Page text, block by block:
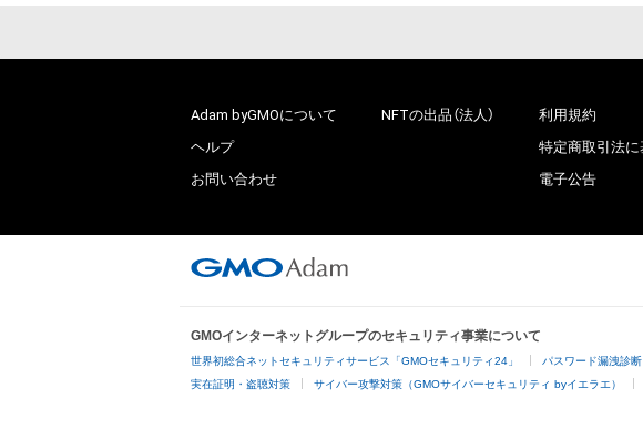
Adam byGMOについて
ヘルプ
お問い合わせ
NFTの出品（法人）
利用規約
特定商取引法
電子公告
GMOインターネットグループのセキュリティ事業について
世界初総合ネットセキュリティサービス「GMOセキュリティ24」 パスワード漏洩診断
実在証明・盗聴対策 サイバー攻撃対策（GMOサイバーセキュリティ byイエラエ）